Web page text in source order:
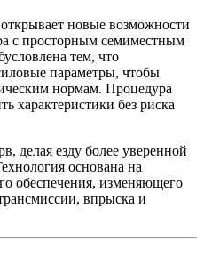
новые возможности
с просторным семиместным
тем, что
параметры, чтобы
нормам. Процедура
характеристики без риска
делая езду более уверенной
основана на
обеспечения, изменяющего
впрыска и